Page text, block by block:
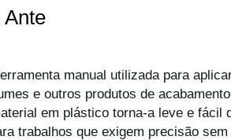
manual utilizada para
e outros produtos de
em plástico torna-a leve e fácil
trabalhos que exigem precisão sem